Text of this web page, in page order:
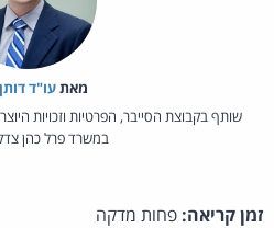
מאת‏עו"ד
שותף בקבוצת הסייבר, הפרטיות וזכויות
במשרד פרל כהן
זמן קריאה: פחות מדקה